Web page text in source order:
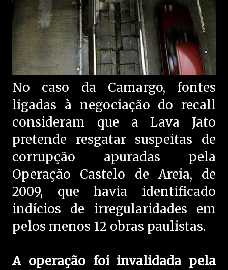
No caso da Camargo, fontes
ligadas à negociação do recall
consideram que a Lava Jato
pretende resgatar suspeitas de
corrupção apuradas pela
Operação Castelo de Areia, de
2009, que havia identificado
indícios de irregularidades em
pelos menos 12 obras paulistas.
A operação foi invalidada pela